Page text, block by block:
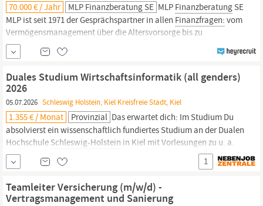
70.000 € / Jahr MLP Finanzberatung SE MLP Finanzberatung SE
MLP ist seit 1971 der Gesprächspartner in allen Finanzfragen: vom
Vermögensmanagement über die Altersvorsorge bis zu
Versicherungen. Unser Erfolgskonzept: Wir beraten auf
Augenhöhe. Unsere Privat- und Firmenkunden profitieren dabei
intelligenten...
Duales Studium Wirtschaftsinformatik (all genders)
2026
05.07.2026 Schleswig Holstein, Kiel Kreisfreie Stadt, Kiel
1.355 € / Monat Provinzial Das erwartet dich: Im Studium Du
absolvierst ein wissenschaftlich fundiertes Studium an der Dualen
Hochschule Schleswig-Holstein in Kiel mit Vorlesungen zu u. a.
Das erwartet dich: Im Studium Du absolvierst ein
wissenschaftlich fundiertes Studium an der Dualen Hochschule
in Kiel mit Vorlesungen zu u. a.
1
Teamleiter Versicherung (m/w/d) -
Vertragsmanagement und Sanierung